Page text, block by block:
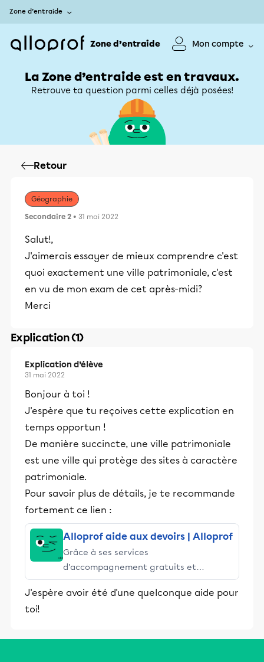
Zone d’entraide
Zone d’entraide Mon compte
La Zone d’entraide est en travaux.
Retrouve ta question parmi celles déjà posées!
Retour
Géographie
Secondaire 2 • 31 mai 2022
Salut!,
J'aimerais essayer de mieux comprendre c'est
quoi exactement une ville patrimoniale, c'est
en vu de mon exam de cet après-midi?
Merci
Explication (1)
Explication d’élève
31 mai 2022
Bonjour à toi !
J'espère que tu reçoives cette explication en
temps opportun !
De manière succincte, une ville patrimoniale
est une ville qui protège des sites à caractère
patrimoniale.
Pour savoir plus de détails, je te recommande
fortement ce lien :
Alloprof aide aux devoirs | Alloprof
Grâce à ses services
d’accompagnement gratuits et
stimulants, Alloprof engage les élèves
et leurs parents dans la réussite
J'espère avoir été d'une quelconque aide pour
toi!